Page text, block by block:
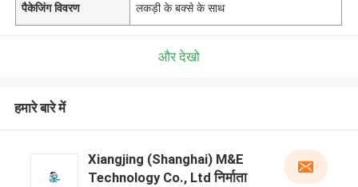
पैकेजिंग विवरण लकड़ी के बक्से के साथ
और देखो
हमारे बारे में
Xiangjing (Shanghai) M&E
Technology Co., Ltd निर्माता